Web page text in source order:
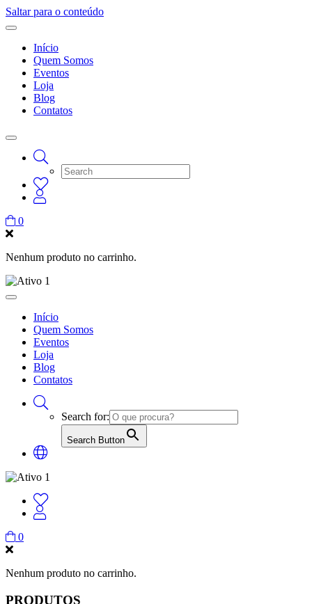
Saltar para o conteúdo
Início
Quem Somos
Eventos
Loja
Blog
Contatos
0
Nenhum produto no carrinho.
Início
Quem Somos
Eventos
Loja
Blog
Contatos
Search for:
Search Button
0
Nenhum produto no carrinho.
PRODUTOS